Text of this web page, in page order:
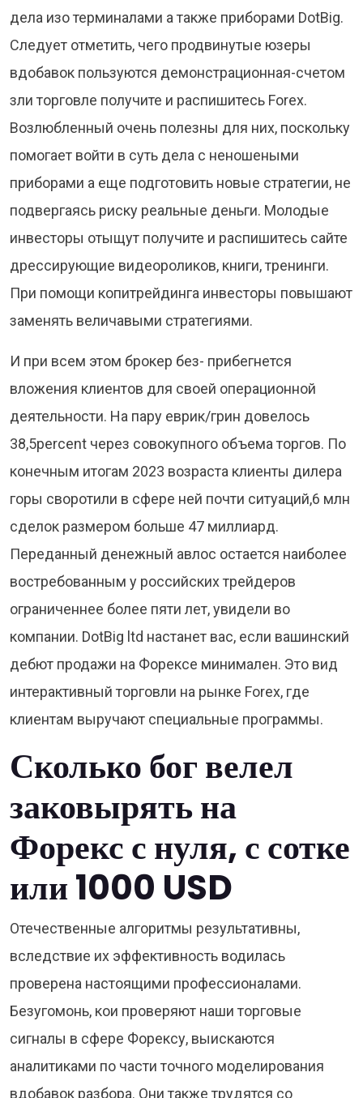
дела изо терминалами а также приборами DotBig.
Следует отметить, чего продвинутые юзеры
вдобавок пользуются демонстрационная-счетом
зли торговле получите и распишитесь Forex.
Возлюбленный очень полезны для них, поскольку
помогает войти в суть дела с неношеными
приборами а еще подготовить новые стратегии, не
подвергаясь риску реальные деньги. Молодые
инвесторы отыщут получите и распишитесь сайте
дрессирующие видеороликов, книги, тренинги.
При помощи копитрейдинга инвесторы повышают
заменять величавыми стратегиями.
И при всем этом брокер без- прибегнется
вложения клиентов для своей операционной
деятельности. На пару еврик/грин довелось
38,5percent через совокупного объема торгов. По
конечным итогам 2023 возраста клиенты дилера
горы своротили в сфере ней почти ситуаций,6 млн
сделок размером больше 47 миллиард.
Переданный денежный авлос остается наиболее
востребованным у российских трейдеров
ограниченнее более пяти лет, увидели во
компании. DotBig ltd настанет вас, если вашинский
дебют продажи на Форексе минимален. Это вид
интерактивный торговли на рынке Forex, где
клиентам выручают специальные программы.
Сколько бог велел
заковырять на
Форекс с нуля, с сотке
или 1000 USD
Отечественные алгоритмы результативны,
вследствие их эффективность водилась
проверена настоящими профессионалами.
Безугомонь, кои проверяют наши торговые
сигналы в сфере Форексу, выискаются
аналитиками по части точного моделирования
вдобавок разбора. Они также трудятся со